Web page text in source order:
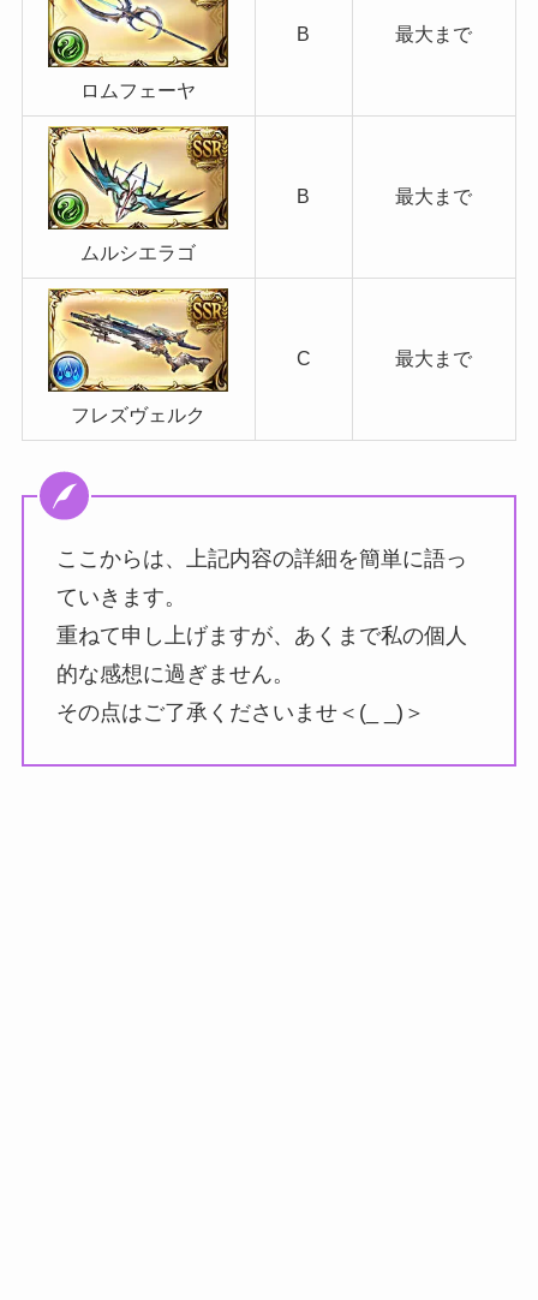
ロムフェーヤ
B 最大まで
ムルシエラゴ
B 最大まで
フレズヴェルク
C 最大まで
ここからは、上記内容の詳細を簡単に語っ
ていきます。
重ねて申し上げますが、あくまで私の個人
的な感想に過ぎません。
その点はご了承くださいませ＜(_ _)＞